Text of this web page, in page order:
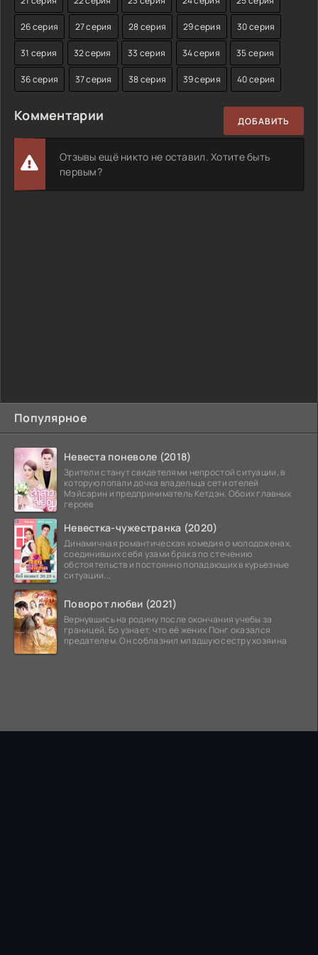
Популярное
Невеста поневоле (2018)
Зрители станут свидетелями непростой ситуации, в
которую попали дочка владельца сети отелей
Мэйсарин и предприниматель Кетдэн. Обоих главных
героев
Невестка-чужестранка (2020)
Динамичная романтическая комедия о молодоженах,
соединивших себя узами брака по стечению
обстоятельств и постоянно попадающих в курьезные
ситуации...
Поворот любви (2021)
Вернувшись на родину после окончания учебы за
границей, Бо узнает, что её жених Понг оказался
предателем. Он соблазнил младшую сестру хозяина
26 серия 27 серия 28 серия 29 серия 30 серия
31 серия 32 серия 33 серия 34 серия 35 серия
36 серия 37 серия 38 серия 39 серия 40 серия
Комментарии ДОБАВИТЬ
Отзывы ещё никто не оставил. Хотите быть
первым?